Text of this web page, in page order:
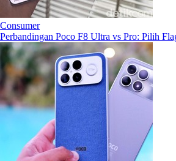
Consumer
Perbandingan Poco F8 Ultra vs Pro: Pilih